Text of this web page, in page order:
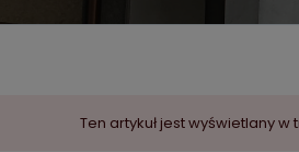
Ten artykuł jest wyświetlany